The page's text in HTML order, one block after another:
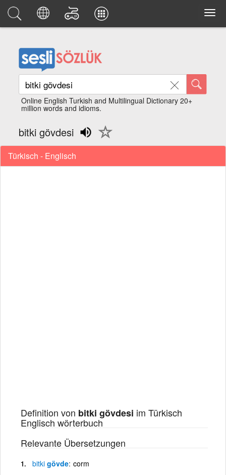
Online English Turkish and Multilingual Dictionary 20+
million words and idioms.
bitki gövdesi
Türkisch - Englisch
Definition von bitki gövdesi im Türkisch
Englisch wörterbuch
Relevante Übersetzungen
bitki gövde corm